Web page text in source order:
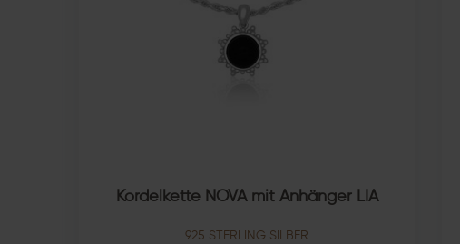
Kordelkette NOVA mit Anhänger LIA
925 STERLING SILBER